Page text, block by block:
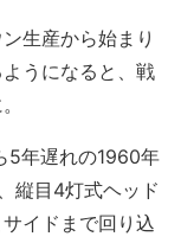
生産から始まり
うになると、戦
5年遅れの1960年
縦目4灯式ヘッド
イドまで回り込